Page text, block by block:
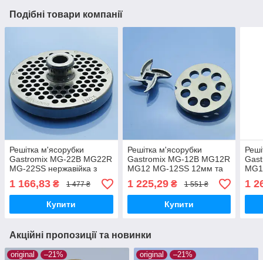
Подібні товари компанії
Решітка м'ясорубки
Gastromix MG-22B MG22R
MG-22SS нержавійка з
опорою котлетна 5мм
система Enterprise
1 166,83 ₴ 1 477 ₴
Купити
Решітка м'ясорубки
Gastromix MG-12B MG12R
MG12 MG-12SS 12мм та
ніж
1 225,29₴ 1 551 ₴
Купити
1
Акційні пропозиції та новинки
original –21% original –21%